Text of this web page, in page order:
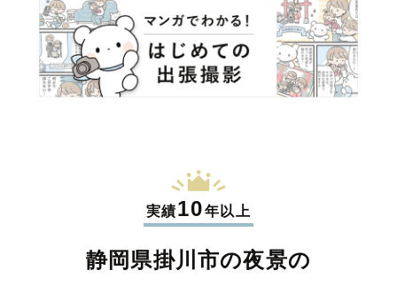
実績10年以上
静岡県掛川市の夜景の